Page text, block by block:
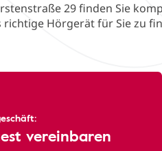
29 finden Sie
richtige Hörgerät für Sie zu
vereinbaren